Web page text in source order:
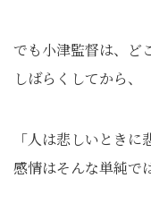
でも小津監督は、ど
しばらくしてから、
「人は悲しいとき
感情はそんな単純で